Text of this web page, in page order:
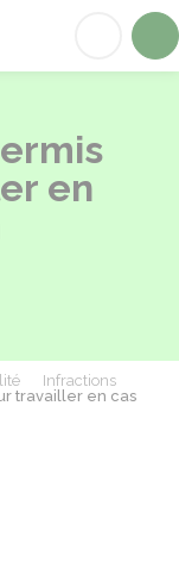
en
Infractions
travailler en cas